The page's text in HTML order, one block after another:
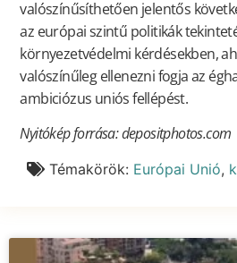
valószínűsíthetően jelentős
az európai szintű politikák
környezetvédelmi kérdésekben,
valószínűleg ellenezni fogja az
ambiciózus uniós fellépést.
Nyitókép forrása: depositphotos.com
Témakörök: Európai Unió,